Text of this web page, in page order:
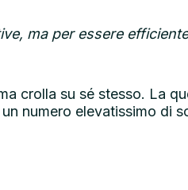
ma per essere
crolla su sé stesso. La
numero elevatissimo di